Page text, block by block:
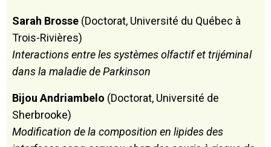
Sarah Brosse (Doctorat, Université du Québec à
Trois-Rivières)
Interactions entre les systèmes olfactif et trijéminal
dans la maladie de Parkinson
Bijou Andriambelo (Doctorat, Université de
Sherbrooke)
Modification de la composition en lipides des